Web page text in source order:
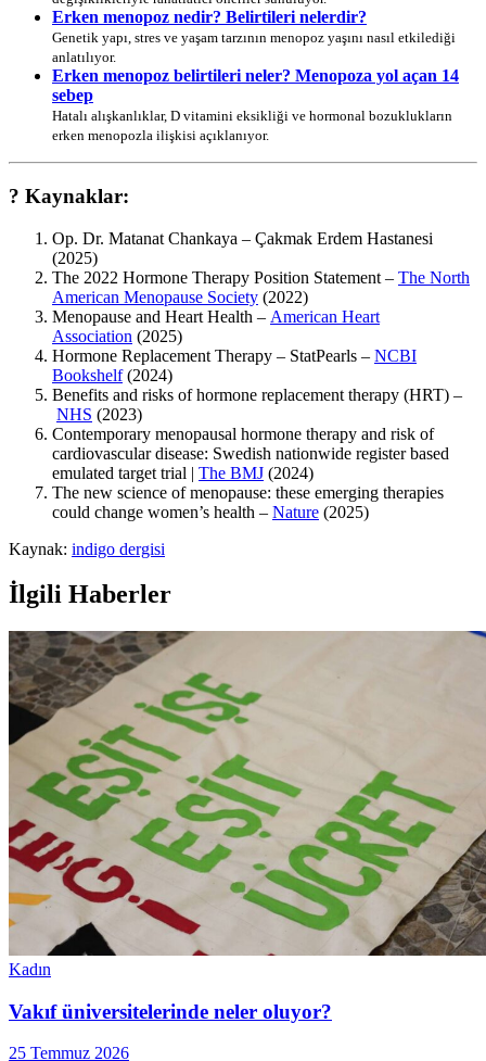
Erken menopoz nedir? Belirtileri nelerdir?
Genetik yapı, stres ve yaşam tarzının menopoz yaşını nasıl etkilediği
anlatılıyor.
Erken menopoz belirtileri neler? Menopoza yol açan 14
sebep
Hatalı alışkanlıklar, D vitamini eksikliği ve hormonal bozuklukların
erken menopozla ilişkisi açıklanıyor.
? Kaynaklar:
Op. Dr. Matanat Chankaya – Çakmak Erdem Hastanesi
(2025)
The 2022 Hormone Therapy Position Statement – The North
American Menopause Society (2022)
Menopause and Heart Health – American Heart
Association (2025)
Hormone Replacement Therapy – StatPearls – NCBI
Bookshelf(2024)
Benefits and risks of hormone replacement therapy (HRT) –
NHS (2023)
Contemporary menopausal hormone therapy and risk of
cardiovascular disease: Swedish nationwide register based
emulated target trial | The BMJ (2024)
The new science of menopause: these emerging therapies
could change women’s health – Nature (2025)
Kaynak: indigo dergisi
İlgili Haberler
Kadın
Vakıf üniversitelerinde neler oluyor?
25 Temmuz 2026